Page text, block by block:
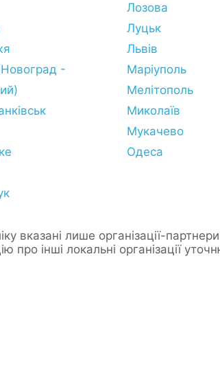
-
Лозова
Луцьк
Львів
Маріуполь
Мелітополь
Миколаїв
Мукачево
Одеса
вказані лише організації-
про інші локальні організації